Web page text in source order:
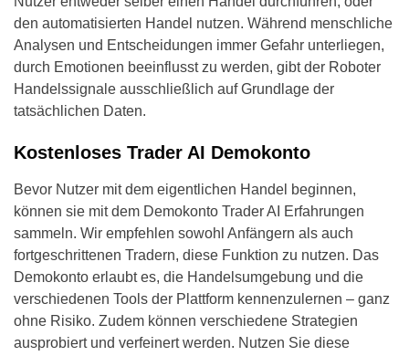
den automatisierten Handel nutzen. Während menschliche
Analysen und Entscheidungen immer Gefahr unterliegen,
durch Emotionen beeinflusst zu werden, gibt der Roboter
Handelssignale ausschließlich auf Grundlage der
tatsächlichen Daten.
Kostenloses Trader AI Demokonto
Bevor Nutzer mit dem eigentlichen Handel beginnen,
können sie mit dem Demokonto Trader AI Erfahrungen
sammeln. Wir empfehlen sowohl Anfängern als auch
fortgeschrittenen Tradern, diese Funktion zu nutzen. Das
Demokonto erlaubt es, die Handelsumgebung und die
verschiedenen Tools der Plattform kennenzulernen – ganz
ohne Risiko. Zudem können verschiedene Strategien
ausprobiert und verfeinert werden. Nutzen Sie diese